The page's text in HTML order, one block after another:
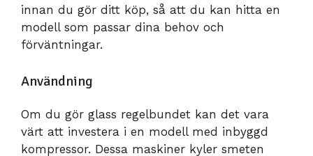
innan du gör ditt köp, så att du kan hitta en
modell som passar dina behov och
förväntningar.
Användning
Om du gör glass regelbundet kan det vara
värt att investera i en modell med inbyggd
kompressor. Dessa maskiner kyler smeten